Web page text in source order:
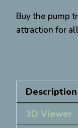
Buy the pump
attraction for
Description
3D Viewer